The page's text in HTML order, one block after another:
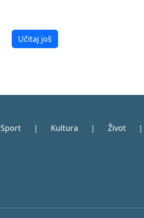
Učitaj još
Sport | Kultura | Život |